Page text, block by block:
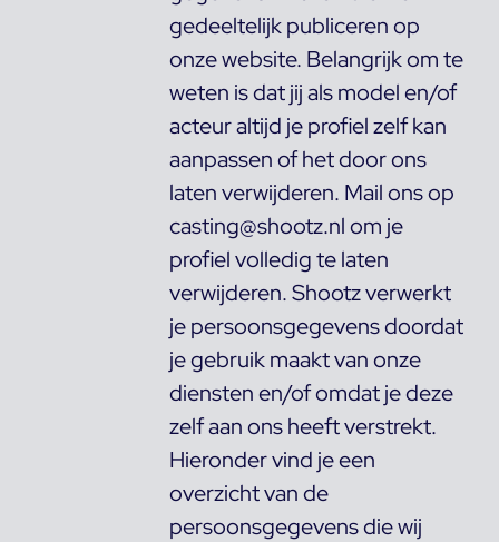
gedeeltelijk publiceren op
onze website. Belangrijk om te
weten is dat jij als model en/of
acteur altijd je profiel zelf kan
aanpassen of het door ons
laten verwijderen. Mail ons op
casting@shootz.nl om je
profiel volledig te laten
verwijderen. Shootz verwerkt
je persoonsgegevens doordat
je gebruik maakt van onze
diensten en/of omdat je deze
zelf aan ons heeft verstrekt.
Hieronder vind je een
overzicht van de
persoonsgegevens die wij